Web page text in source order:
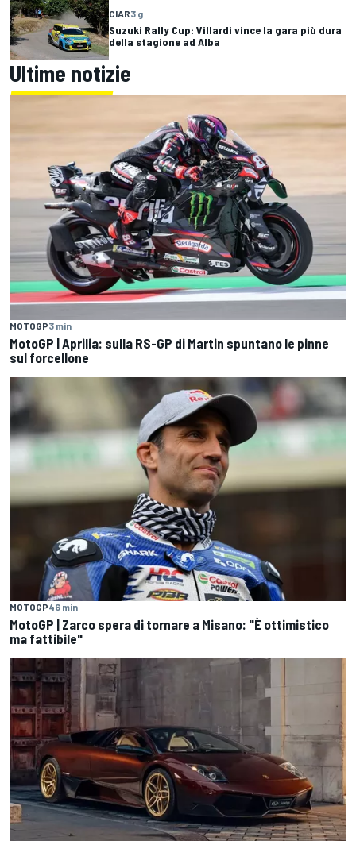
CIAR3 g
Suzuki Rally Cup: Villardi vince la gara più dura
della stagione ad Alba
Ultime notizie
MOTOGP3 min
MotoGP | Aprilia: sulla RS-GP di Martin spuntano le pinne
sul forcellone
MOTOGP46 min
MotoGP | Zarco spera di tornare a Misano: "È ottimistico
ma fattibile"